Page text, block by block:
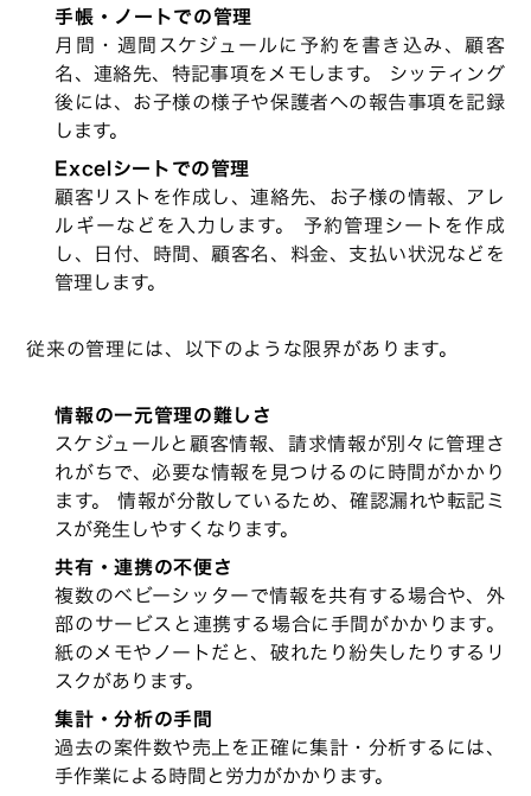
手帳・ノートでの管理
月間・週間スケジュールに予約を書き込み、顧客
名、連絡先、特記事項をメモします。 シッティング
後には、お子様の様子や保護者への報告事項を記録
します。
Excelシートでの管理
顧客リストを作成し、連絡先、お子様の情報、アレ
ルギーなどを入力します。 予約管理シートを作成
し、日付、時間、顧客名、料金、支払い状況などを
管理します。
従来の管理には、以下のような限界があります。
情報の一元管理の難しさ
スケジュールと顧客情報、請求情報が別々に管理さ
れがちで、必要な情報を見つけるのに時間がかかり
ます。 情報が分散しているため、確認漏れや転記ミ
スが発生しやすくなります。
共有・連携の不便さ
複数のベビーシッターで情報を共有する場合や、外
部のサービスと連携する場合に手間がかかります。
紙のメモやノートだと、破れたり紛失したりするリ
スクがあります。
集計・分析の手間
過去の案件数や売上を正確に集計・分析するには、
手作業による時間と労力がかかります。